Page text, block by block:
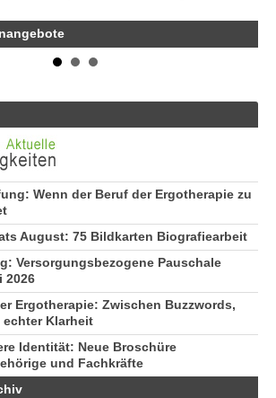
Wenn der Beruf der Ergotherapie zu
August: 75 Bildkarten Biografiearbeit
Versorgungsbezogene Pauschale
2026
Ergotherapie: Zwischen Buzzwords,
Klarheit
Identität: Neue Broschüre
und Fachkräfte